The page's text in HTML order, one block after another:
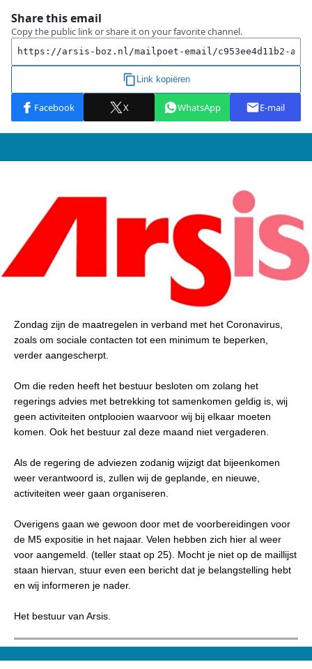
Zondag zijn de maatregelen in verband met het Coronavirus,
zoals om sociale contacten tot een minimum te beperken,
verder aangescherpt.
Om die reden heeft het bestuur besloten om zolang het
regerings advies met betrekking tot samenkomen geldig is, wij
geen activiteiten ontplooien waarvoor wij bij elkaar moeten
komen. Ook het bestuur zal deze maand niet vergaderen.
Als de regering de adviezen zodanig wijzigt dat bijeenkomen
weer verantwoord is, zullen wij de geplande, en nieuwe,
activiteiten weer gaan organiseren.
Overigens gaan we gewoon door met de voorbereidingen voor
de M5 expositie in het najaar. Velen hebben zich hier al weer
voor aangemeld. (teller staat op 25). Mocht je niet op de maillijst
staan hiervan, stuur even een bericht dat je belangstelling hebt
en wij informeren je nader.
Het bestuur van Arsis.